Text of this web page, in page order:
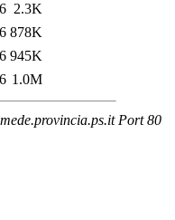
2.3K
878K
945K
1.0M
Port 80